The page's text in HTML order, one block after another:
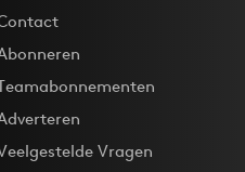
Vragen